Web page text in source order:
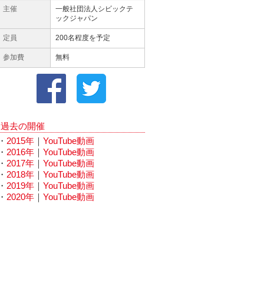
主催
一般社団法人シビックテ
ックジャパン
定員 200名程度を予定
参加費 無料
過去の開催
・ 2015年
YouTube動画
・ 2016年
YouTube動画
・ 2017年
YouTube動画
・ 2018年
YouTube動画
・ 2019年
YouTube動画
・ 2020年 YouTube動画